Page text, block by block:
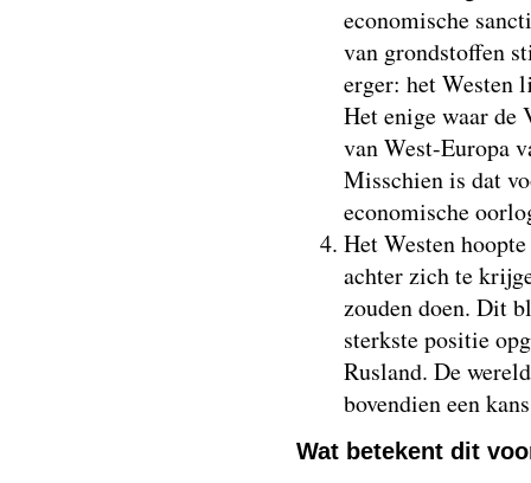
economische
van grondstoffen
erger: het Westen
Het enige waar de
van West-Europa
Misschien is dat
economische
Het Westen
achter zich te
zouden doen. Dit
sterkste positie
Rusland. De
bovendien een
Wat betekent dit